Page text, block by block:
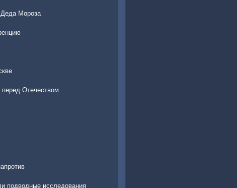
Мороза
Отечеством
подводные исследования